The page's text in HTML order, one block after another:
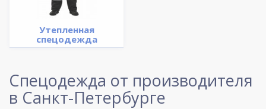
Утепленная
спецодежда
Спецодежда от производителя
в Санкт-Петербурге